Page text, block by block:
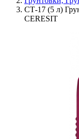
СТ-17 (5 л)
CERESIT